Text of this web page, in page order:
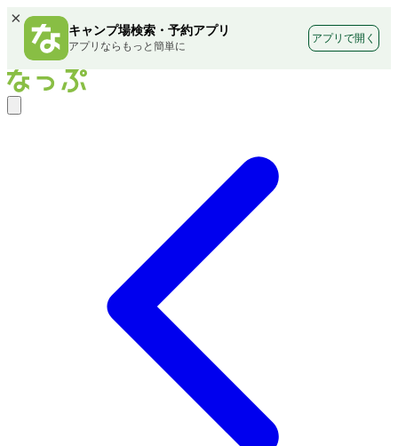
×
キャンプ場検索・予約アプリ
アプリならもっと簡単に
アプリで開く